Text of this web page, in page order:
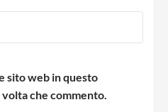
sito web in questo
che commento.